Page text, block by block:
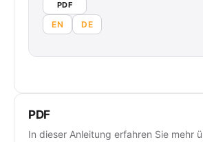
PDF
EN DE
PDF
In dieser Anleitung erfahren Sie mehr